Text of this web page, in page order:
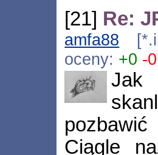
[21] Re:
amfa88
oceny: +0 -0
Jak
Ciągle